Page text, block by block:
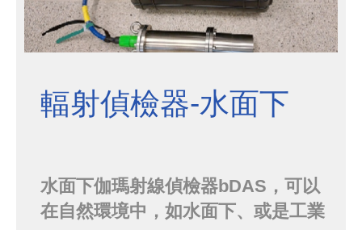
輻射偵檢器-水面下
水面下伽瑪射線偵檢器bDAS，可以
在自然環境中，如水面下、或是工業